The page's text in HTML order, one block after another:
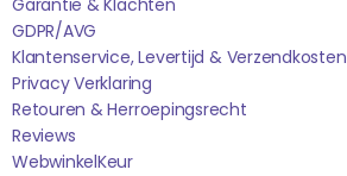
Garantie & Klachten
GDPR/AVG
Klantenservice, Levertijd & Verzendkosten
Privacy Verklaring
Retouren & Herroepingsrecht
Reviews
WebwinkelKEur